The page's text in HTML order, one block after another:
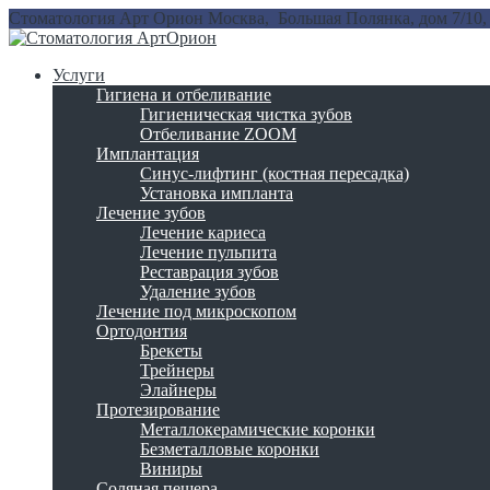
Стоматология Арт Орион Москва, Большая Полянка, дом 7/10,
Услуги
Гигиена и отбеливание
Гигиеническая чистка зубов
Отбеливание ZOOM
Имплантация
Синус-лифтинг (костная пересадка)
Установка импланта
Лечение зубов
Лечение кариеса
Лечение пульпита
Реставрация зубов
Удаление зубов
Лечение под микроскопом
Ортодонтия
Брекеты
Трейнеры
Элайнеры
Протезирование
Металлокерамические коронки
Безметалловые коронки
Виниры